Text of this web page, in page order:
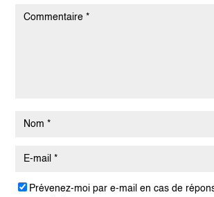
Prévenez-moi par e-mail en cas de